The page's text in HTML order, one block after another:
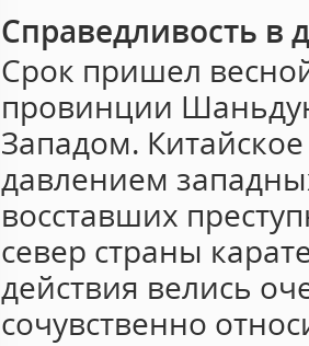
Справедливость в
Срок пришел
провинции
Западом.
давлением
восставших
север страны
действия велись
сочувственно